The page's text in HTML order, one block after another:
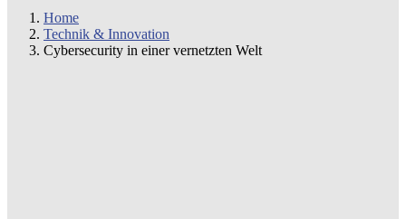
Home
Technik & Innovation
Cybersecurity in einer vernetzten Welt